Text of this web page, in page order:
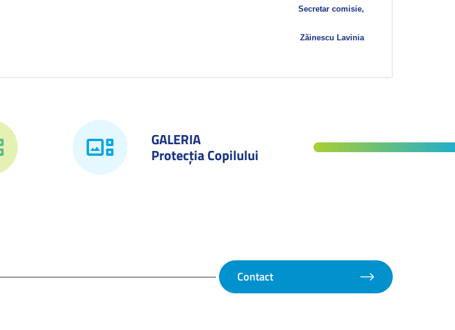
Secretar comisie,
Zăinescu Lavinia
GALERIA
Protecţia Copilului
Contact